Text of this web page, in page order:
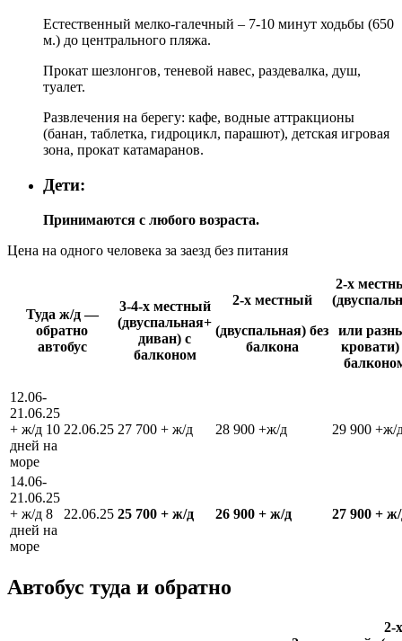
Естественный мелко-галечный – 7-10 минут ходьбы (650
м.) до центрального пляжа.
Прокат шезлонгов, теневой навес, раздевалка, душ,
туалет.
Развлечения на берегу: кафе, водные аттракционы
(банан, таблетка, гидроцикл, парашют), детская игровая
зона, прокат катамаранов.
Дети:
Принимаются с любого возраста.
Цена на одного человека за заезд без питания
Туда ж/д —
обратно
автобус
3-4-х местный
(двуспальная+
диван) с
балконом
2-х местный
(двуспальная) без
балкона
2-х
или
кровати)
12.06-
21.06.25
+ ж/д 10
дней на
море
22.06.25 27 700 + ж/д 28 900 +ж/д 29 900 +ж/
14.06-
21.06.25
+ ж/д 8
дней на
море
22.06.25 25 700 + ж/д 26 900 + ж/д 27 900 +
Автобус туда и обратно
2-